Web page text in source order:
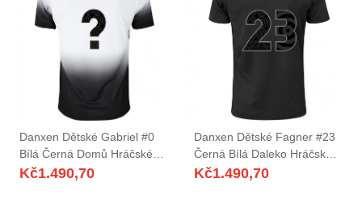
Danxen Dětské Gabriel #0
Bílá Černá Domů Hráčské
Dresy 2025/26 Dres
Kč1.490,70
Danxen Dětské Fagner #23
Černá Bílá Daleko Hráčské
Dresy 2025/26 Dres
Kč1.490,70